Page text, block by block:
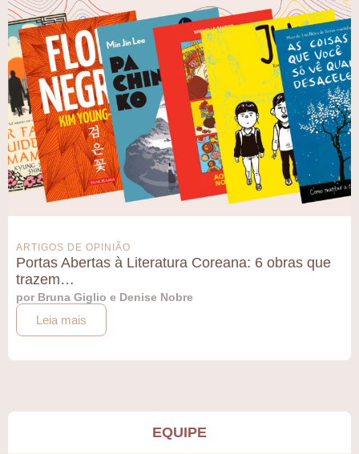
ARTIGOS DE OPINIÃO
Portas Abertas à Literatura Coreana: 6 obras que
trazem…
por Bruna Giglio e Denise Nobre
Leia mais
EQUIPE